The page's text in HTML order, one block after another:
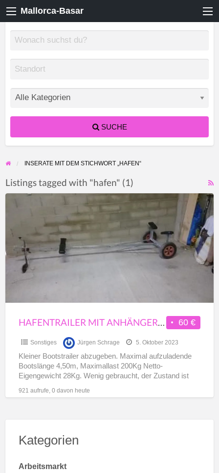
Mallorca-Basar
SUCHE
INSERATE MIT DEM STICHWORT „HAFEN“
Listings tagged with "hafen" (1)
Hafentrailer
Anhängerkupplung
60 €
HAFENTRAILER MIT ANHÄNGERKUPPLUNG
Sonstiges Jürgen Schrage 5. Oktober 2023
Kleiner Bootstrailer abzugeben. Maximal aufzuladende
Bootslänge 4,50m, Maximallast 200Kg Netto-
Eigengewicht 28Kg. Wenig gebraucht, der Zustand ist
921 aufrufe, 0 davon heute
Kategorien
Arbeitsmarkt